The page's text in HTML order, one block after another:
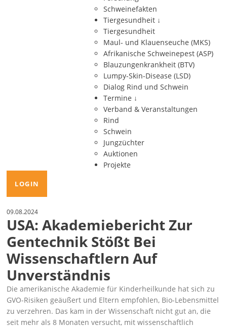
Schweinefakten
Tiergesundheit ↓
Tiergesundheit
Maul- und Klauenseuche (MKS)
Afrikanische Schweinepest (ASP)
Blauzungenkrankheit (BTV)
Lumpy-Skin-Disease (LSD)
Dialog Rind und Schwein
Termine ↓
Verband & Veranstaltungen
Rind
Schwein
Jungzüchter
Auktionen
Projekte
LOGIN
09.08.2024
USA: Akademiebericht Zur
Gentechnik Stößt Bei
Wissenschaftlern Auf
Unverständnis
Die amerikanische Akademie für Kinderheilkunde hat sich zu
GVO-Risiken geäußert und Eltern empfohlen, Bio-Lebensmittel
zu verzehren. Das kam in der Wissenschaft nicht gut an, die
seit mehr als 8 Monaten versucht, mit wissenschaftlich